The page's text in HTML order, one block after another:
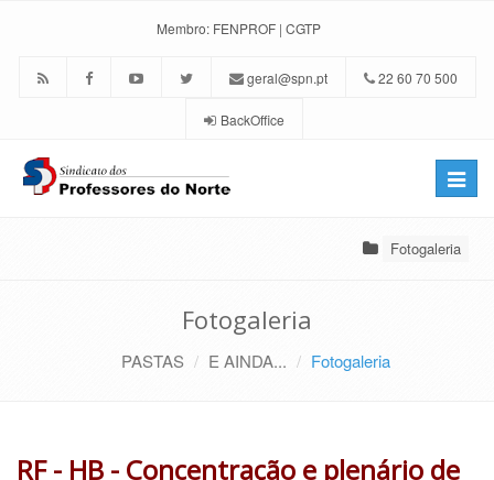
Membro: FENPROF | CGTP
geral@spn.pt 22 60 70 500
BackOffice
Toggle
Fotogaleria
Fotogaleria
PASTAS E AINDA... Fotogaleria
RF - HB - Concentração e plenário de